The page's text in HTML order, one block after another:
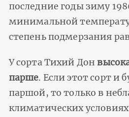
последние годы зиму
минимальной
степень подмерзания
У сорта Тихий Дон
парше. Если этот сорт и
паршой, то только в
климатических